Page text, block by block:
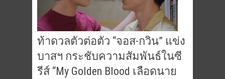
ท้าดวลตัวต่อตัว “จอส-กวิน” แข่ง
บาสฯ กระชับความสัมพันธ์ในซี
รีส์ “My Golden Blood เลือดนาย